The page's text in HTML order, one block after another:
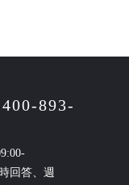
893-
回答、週